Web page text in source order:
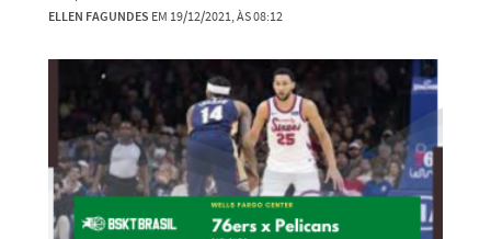
ELLEN FAGUNDES EM 19/12/2021, ÀS 08:12